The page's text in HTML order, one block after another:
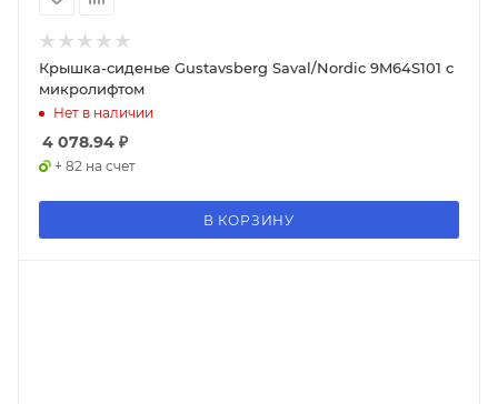
Крышка-сиденье Gustavsberg Saval/Nordic 9M64S101 с
микролифтом
Нет в наличии
4 078.94 ₽
+ 82 на счет
В КОРЗИНУ